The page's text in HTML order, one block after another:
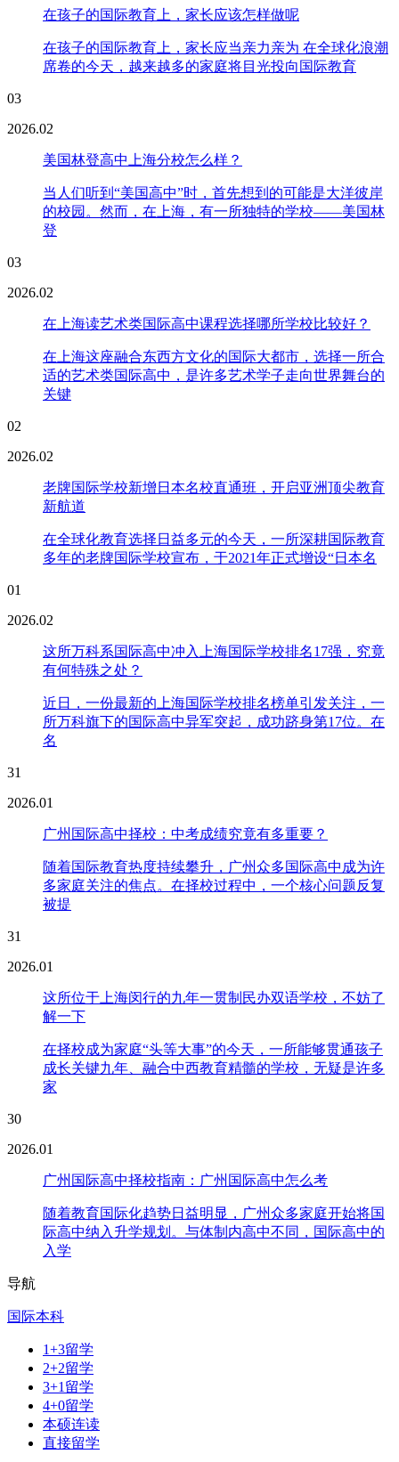
在孩子的国际教育上，家长应该怎样做呢
在孩子的国际教育上，家长应当亲力亲为 在全球化浪潮
席卷的今天，越来越多的家庭将目光投向国际教育
03
2026.02
美国林登高中上海分校怎么样？
当人们听到“美国高中”时，首先想到的可能是大洋彼岸
的校园。然而，在上海，有一所独特的学校——美国林
登
03
2026.02
在上海读艺术类国际高中课程选择哪所学校比较好？
在上海这座融合东西方文化的国际大都市，选择一所合
适的艺术类国际高中，是许多艺术学子走向世界舞台的
关键
02
2026.02
老牌国际学校新增日本名校直通班，开启亚洲顶尖教育
新航道
在全球化教育选择日益多元的今天，一所深耕国际教育
多年的老牌国际学校宣布，于2021年正式增设“日本名
01
2026.02
这所万科系国际高中冲入上海国际学校排名17强，究竟
有何特殊之处？
近日，一份最新的上海国际学校排名榜单引发关注，一
所万科旗下的国际高中异军突起，成功跻身第17位。在
名
31
2026.01
广州国际高中择校：中考成绩究竟有多重要？
随着国际教育热度持续攀升，广州众多国际高中成为许
多家庭关注的焦点。在择校过程中，一个核心问题反复
被提
31
2026.01
这所位于上海闵行的九年一贯制民办双语学校，不妨了
解一下
在择校成为家庭“头等大事”的今天，一所能够贯通孩子
成长关键九年、融合中西教育精髓的学校，无疑是许多
家
30
2026.01
广州国际高中择校指南：广州国际高中怎么考
随着教育国际化趋势日益明显，广州众多家庭开始将国
际高中纳入升学规划。与体制内高中不同，国际高中的
入学
导航
国际本科
1+3留学
2+2留学
3+1留学
4+0留学
本硕连读
直接留学